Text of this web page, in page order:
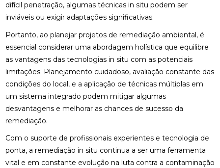
difícil penetração, algumas técnicas in situ podem ser
inviáveis ou exigir adaptações significativas.
Portanto, ao planejar projetos de remediação ambiental, é
essencial considerar uma abordagem holística que equilibre
as vantagens das tecnologias in situ com as potenciais
limitações. Planejamento cuidadoso, avaliação constante das
condições do local, e a aplicação de técnicas múltiplas em
um sistema integrado podem mitigar algumas
desvantagens e melhorar as chances de sucesso da
remediação.
Com o suporte de profissionais experientes e tecnologia de
ponta, a remediação in situ continua a ser uma ferramenta
vital e em constante evolução na luta contra a contaminação